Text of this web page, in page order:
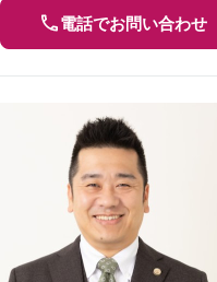
電話でお問い合わせ